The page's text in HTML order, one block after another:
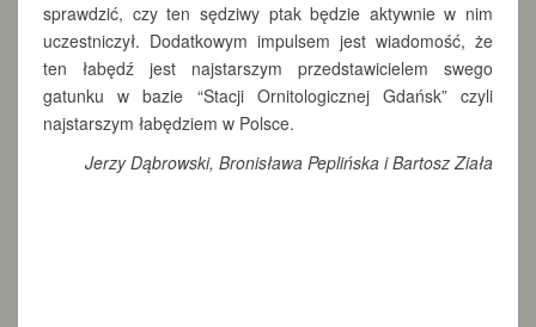
sprawdzić, czy ten sędziwy ptak będzie aktywnie w nim
uczestniczył. Dodatkowym impulsem jest wiadomość, że
ten łabędź jest najstarszym przedstawicielem swego
gatunku w bazie “Stacji Ornitologicznej Gdańsk” czyli
najstarszym łabędziem w Polsce.
Jerzy Dąbrowski, Bronisława Peplińska i Bartosz Ziała